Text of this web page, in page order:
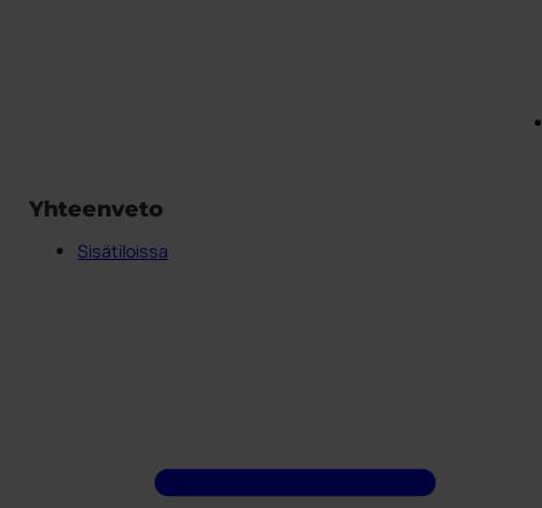
Yhteenveto
Sisätiloissa